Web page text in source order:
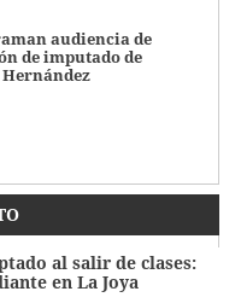
audiencia de
de imputado de
al salir de clases:
en La Joya